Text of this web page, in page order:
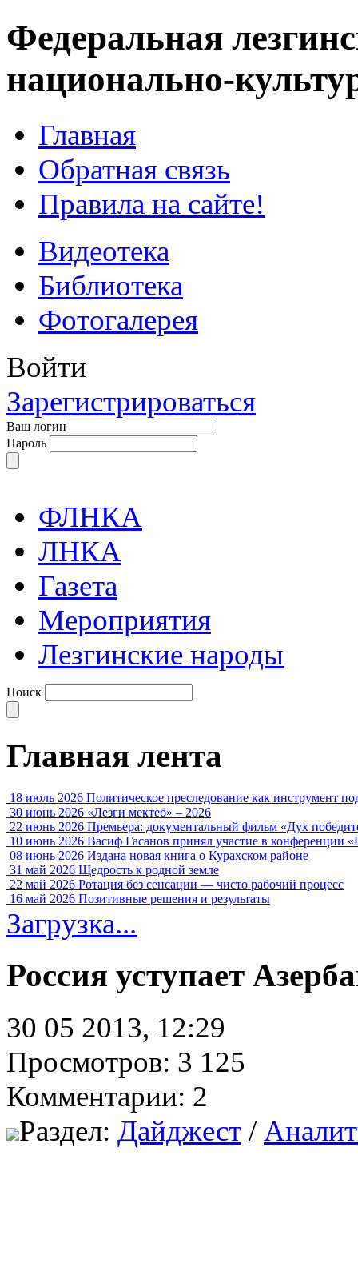
Федеральная
национально-
Главная
Обратная связь
Правила на сайте!
Видеотека
Библиотека
Фотогалерея
Войти
Зарегистрироваться
Ваш логин
Пароль
ФЛНКА
ЛНКА
Газета
Мероприятия
Лезгинские народы
Поиск
Главная лента
18 июль 2026 Политическое преследование как инструмент
30 июнь 2026 «Лезги мектеб» – 2026
22 июнь 2026 Премьера: документальный фильм «Дух
10 июнь 2026 Васиф Гасанов принял участие в конференции
08 июнь 2026 Издана новая книга о Курахском районе
31 май 2026 Щедрость к родной земле
22 май 2026 Ротация без сенсации — чисто рабочий процесс
16 май 2026 Позитивные решения и результаты
Загрузка...
Россия уступает
30 05 2013, 12:29
Просмотров: 3 125
Комментарии: 2
Раздел: Дайджест /